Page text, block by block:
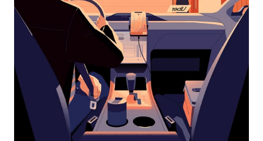
une
date.
Appuyez
d'échappement
pour
fermer
calendrier.